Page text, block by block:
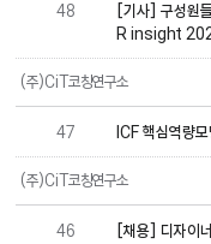
48
[기사] 구성원
R insight
(주)CiT코칭연구소
47 ICF 핵심역량
(주)CiT코칭연구소
46 [채용] 디자이